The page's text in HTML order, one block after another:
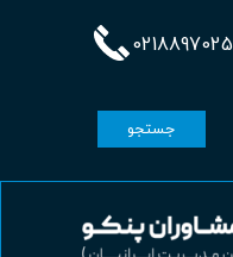
جستجو